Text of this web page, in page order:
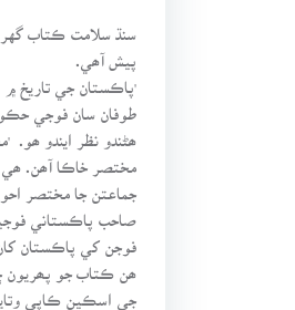
سنڌ سلامت ڪتاب گهر
پيش آھي.
'پاڪستان جي تاريخ ۾
طوفان سان فوجي
ھڻندو نظر ايندو ھو.
مختصر خاڪا آھن.
جماعتن جا مختصر
صاحب پاڪستاني
فوجن کي پاڪستان
جي اسڪين ڪاپي